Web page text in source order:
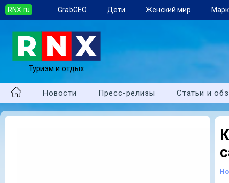
RNX.ru GrabGEO Дети Женский мир
Туризм и отдых
Новости Пресс-релизы Статьи и